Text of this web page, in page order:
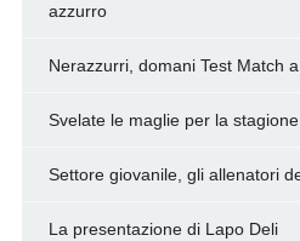
azzurro
Nerazzurri, domani Test Match
Svelate le maglie per la
Settore giovanile, gli allenatori
La presentazione di Lapo Deli